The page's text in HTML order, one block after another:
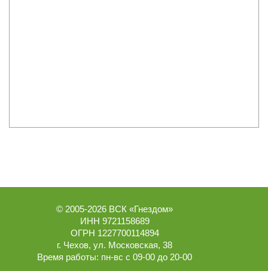
© 2005-2026 ВСК «Гнездом»
ИНН 9721158689
ОГРН 1227700114894
г. Чехов, ул. Московская, 38
Время работы: пн-вс с 09-00 до 20-00